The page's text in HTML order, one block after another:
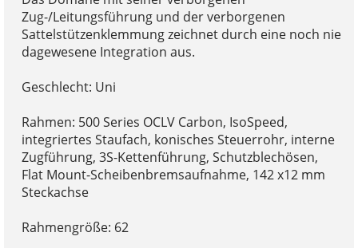
Zug-/Leitungsführung und der verborgenen
Sattelstützenklemmung zeichnet durch eine noch nie
dagewesene Integration aus.
Geschlecht: Uni
Rahmen: 500 Series OCLV Carbon, IsoSpeed,
integriertes Staufach, konisches Steuerrohr, interne
Zugführung, 3S-Kettenführung, Schutzblechösen,
Flat Mount-Scheibenbremsaufnahme, 142 x12 mm
Steckachse
Rahmengröße: 62